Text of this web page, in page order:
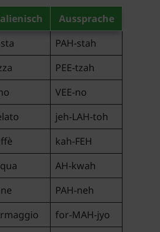
Aussprache
PAH-stah
PEE-tzah
VEE-no
jeh-LAH-toh
kah-FEH
AH-kwah
PAH-neh
for-MAH-jyo